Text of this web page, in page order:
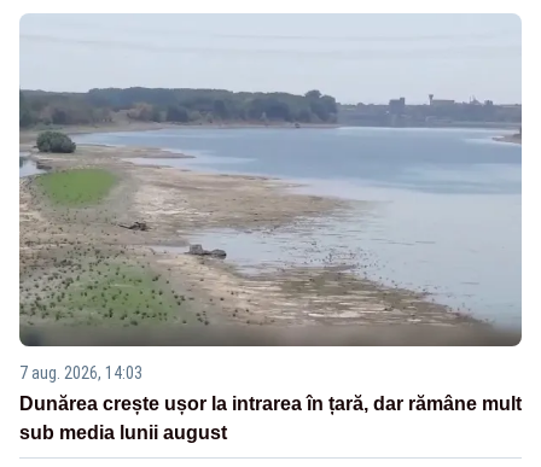
7 aug. 2026, 14:03
Dunărea crește ușor la intrarea în țară, dar rămâne mult
sub media lunii august